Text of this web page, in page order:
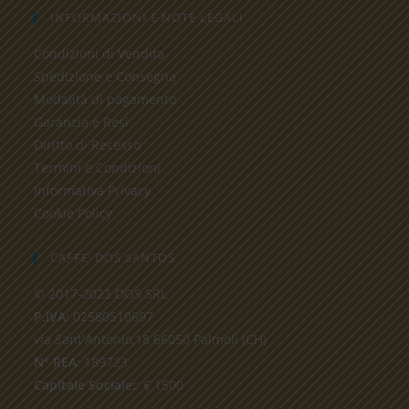
INFORMAZIONI E NOTE LEGALI
Condizioni di Vendita
Spedizione e Consegna
Modalità di pagamento
Garanzia e Resi
Diritto di Recesso
Termini e Condizioni
Informativa Privacy
Cookie Policy
CAFFE’ DOS SANTOS
© 2017-2023 DOS SRL
P.IVA: 02580510697
via Sant'Antonio,18 66050 Palmoli (CH)
N° REA: 189723
Capitale Sociale:: € 1500